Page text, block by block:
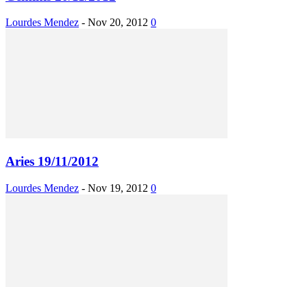
Lourdes Mendez - Nov 20, 2012 0
Aries 19/11/2012
Lourdes Mendez - Nov 19, 2012 0